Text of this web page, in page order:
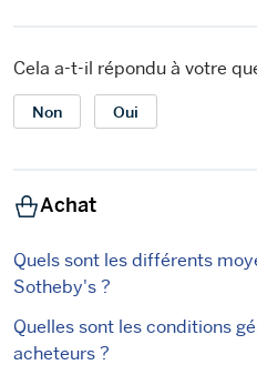
Cela a-t-il répondu à votre
Non Oui
Achat
Quels sont les différents
Sotheby's ?
Quelles sont les conditions
acheteurs ?